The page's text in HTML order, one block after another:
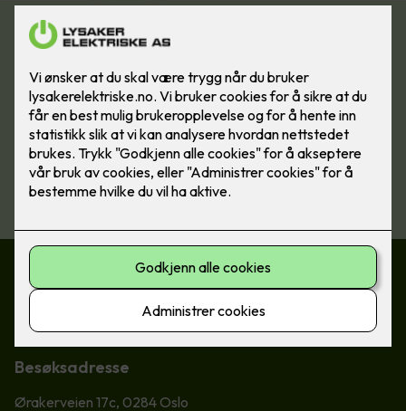
Ønsker du hjelp til belysning av din
bolig?
Om du trenger rådgivning til hvordan du kan bruke lys til å
fremheve boligen din har du kommet til rett sted. Kontakt
oss, så hjelper vi deg med resten!
Ta kontakt
22 73 08 50
post@lysaker-el.no
Besøksadresse
Ørakerveien 17c, 0284 Oslo